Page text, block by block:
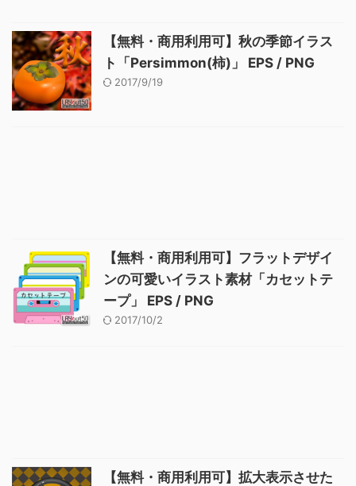
【無料・商用利用可】秋の季節イラス
ト「Persimmon(柿)」 EPS / PNG
2017/9/19
【無料・商用利用可】フラットデザイ
ンの可愛いイラスト素材「カセットテ
ープ」 EPS / PNG
2017/10/2
【無料・商用利用可】拡大表示させた